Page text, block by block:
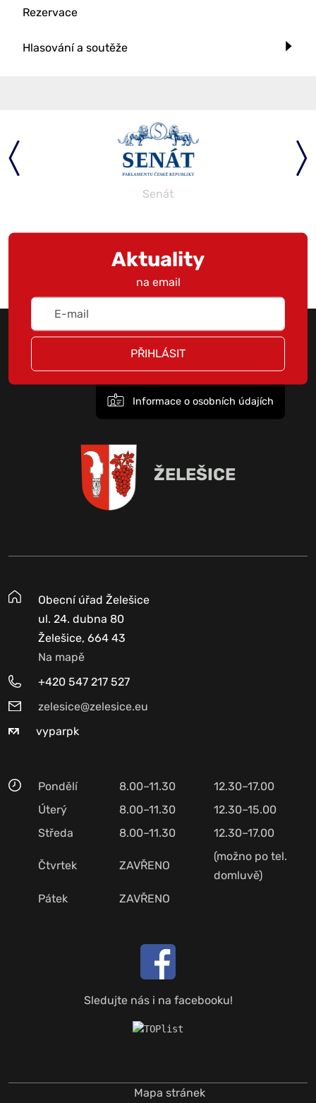
Rezervace
Hlasování a soutěže
Senát
Aktuality
na email
PŘIHLÁSIT
Informace o osobních údajích
ŽELEŠICE
Obecní úřad Želešice
ul. 24. dubna 80
Želešice, 664 43
Na mapě
+420 547 217 527
zelesice@zelesice.eu
vyparpk
Pondělí 8.00–11.30
12.30–17.00
Úterý
8.00–11.30
12.30–15.00
Středa
8.00–11.30 12.30–17.00
Čtvrtek ZAVŘENO
(možno po tel.
domluvě)
Pátek
ZAVŘENO
Sledujte nás i na facebooku!
Mapa stránek